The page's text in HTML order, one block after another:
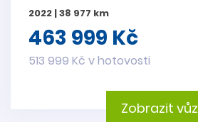
2022 | 38 977 km
463 999 Kč
513 999 Kč v hotovosti
Zobrazit vůz